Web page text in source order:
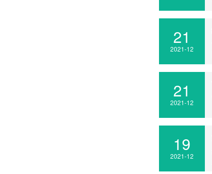
21
2021-12
21
2021-12
19
2021-12